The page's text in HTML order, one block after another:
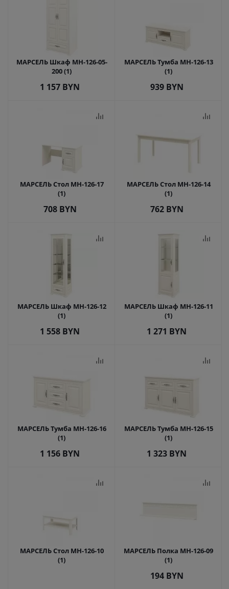
МАРСЕЛЬ Шкаф МН-126-05-
200 (1)
1 157 BYN
МАРСЕЛЬ Тумба МН-126-13
(1)
939BYN
МАРСЕЛЬ Стол МН-126-17
(1)
708BYN
МАРСЕЛЬ Стол МН-126-14
(1)
762BYN
МАРСЕЛЬ Шкаф МН-126-12
(1)
1 558 BYN
МАРСЕЛЬ Шкаф МН-126-11
(1)
1 271 BYN
МАРСЕЛЬ Тумба МН-126-16
(1)
1 156 BYN
МАРСЕЛЬ Тумба МН-126-15
(1)
1 323 BYN
МАРСЕЛЬ Стол МН-126-10
(1)
МАРСЕЛЬ Полка МН-126-09
(1)
194BYN